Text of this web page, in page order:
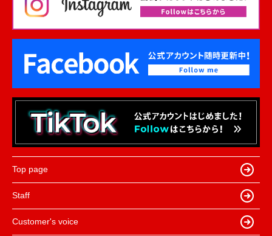
Top page
Staff
Customer's voice